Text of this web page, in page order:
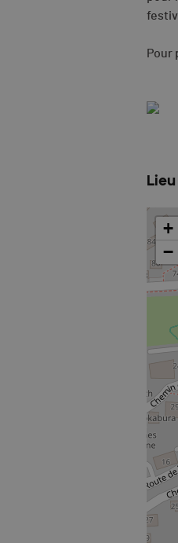
Pour
+
−